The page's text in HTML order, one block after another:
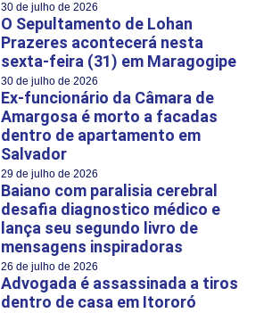
30 de julho de 2026
O Sepultamento de Lohan
Prazeres acontecerá nesta
sexta-feira (31) em Maragogipe
30 de julho de 2026
Ex-funcionário da Câmara de
Amargosa é morto a facadas
dentro de apartamento em
Salvador
29 de julho de 2026
Baiano com paralisia cerebral
desafia diagnostico médico e
lança seu segundo livro de
mensagens inspiradoras
26 de julho de 2026
Advogada é assassinada a tiros
dentro de casa em Itororó